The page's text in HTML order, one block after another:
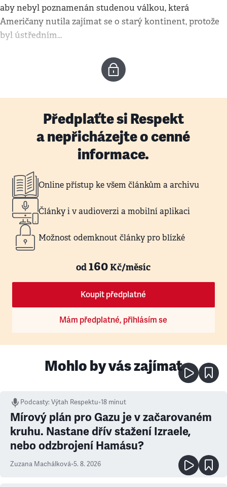
aby nebyl poznamenán studenou válkou, která
Američany nutila zajímat se o starý kontinent, protože
byl ústředním…
Předplaťte si Respekt
a nepřicházejte o cenné
informace.
Online přístup ke všem článkům a archivu
Články i v audioverzi a mobilní aplikaci
Možnost odemknout články pro blízké
od160Kč/měsíc
Koupit předplatné
Mám předplatné, přihlásím se
Mohlo by vás zajímat
Podcasty:Výtah Respektu•18 minut
Mírový plán pro Gazu je v začarovaném
kruhu. Nastane dřív stažení Izraele,
nebo odzbrojení Hamásu?
Zuzana Machálková•5. 8. 2026